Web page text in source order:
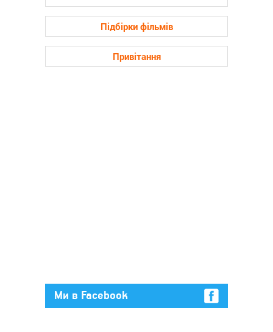
Підбірки фільмів
Привітання
Ми в Facebook